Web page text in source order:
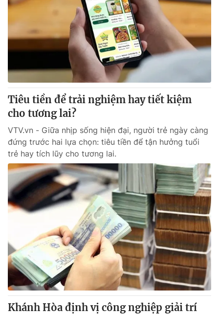
Tiêu tiền để trải nghiệm hay tiết kiệm
cho tương lai?
VTV.vn - Giữa nhịp sống hiện đại, người trẻ ngày càng
đứng trước hai lựa chọn: tiêu tiền để tận hưởng tuổi
trẻ hay tích lũy cho tương lai.
Khánh Hòa định vị công nghiệp giải trí